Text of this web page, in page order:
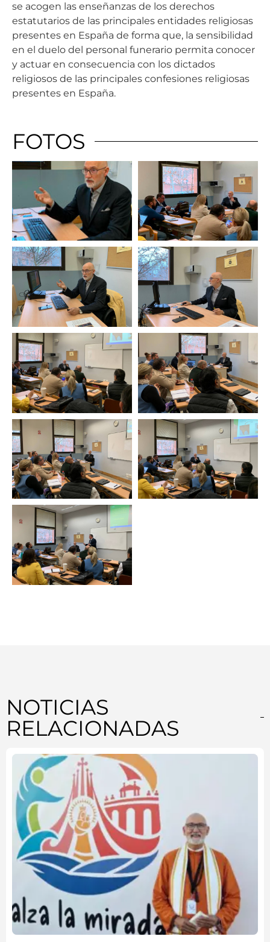
se acogen las enseñanzas de los derechos
estatutarios de las principales entidades religiosas
presentes en España de forma que, la sensibilidad
en el duelo del personal funerario permita conocer
y actuar en consecuencia con los dictados
religiosos de las principales confesiones religiosas
presentes en España.
FOTOS
NOTICIAS
RELACIONADAS